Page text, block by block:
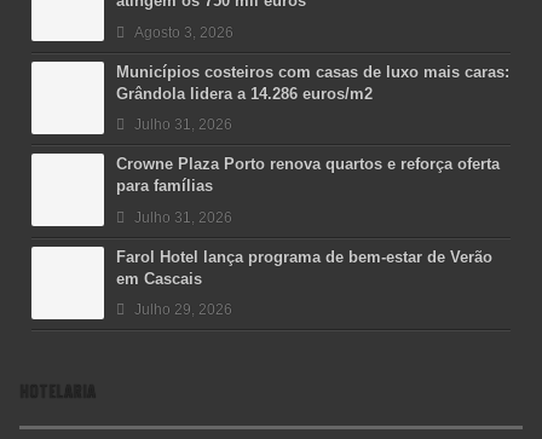
Agosto 3, 2026
Municípios costeiros com casas de luxo mais caras:
Grândola lidera a 14.286 euros/m2
Julho 31, 2026
Crowne Plaza Porto renova quartos e reforça oferta
para famílias
Julho 31, 2026
Farol Hotel lança programa de bem-estar de Verão
em Cascais
Julho 29, 2026
HOTELARIA